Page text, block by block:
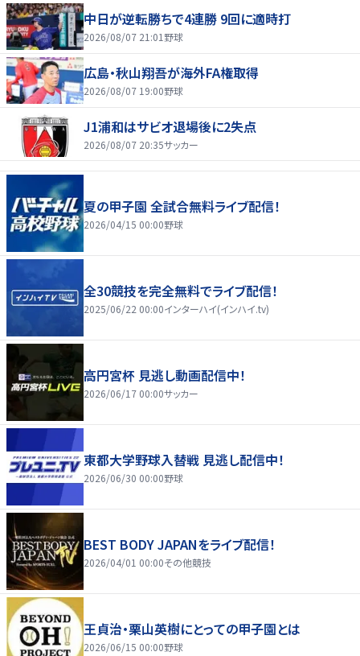
中日が逆転勝ちで4連勝 9回に適時打
2026/08/07 21:01 野球
広島・秋山翔吾が海外FA権取得
2026/08/07 19:00野球
J1浦和はサビオ退場後に2失点
2026/08/07 20:35サッカー
夏の甲子園 全試合無料ライブ配信！
2026/04/15 00:00野球
全30競技を完全無料でライブ配信！
2025/06/22 00:00インターハイ(インハイ.tv)
高円宮杯 見逃し動画配信中！
2026/06/17 00:00サッカー
東都大学野球入替戦 見逃し配信中！
2026/06/30 00:00野球
BEST BODY JAPANをライブ配信！
2026/04/01 00:00その他競技
王貞治・栗山英樹にとっての甲子園とは
2026/06/15 00:00野球